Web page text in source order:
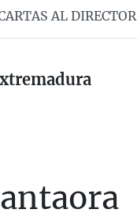
AL DIRECTOR